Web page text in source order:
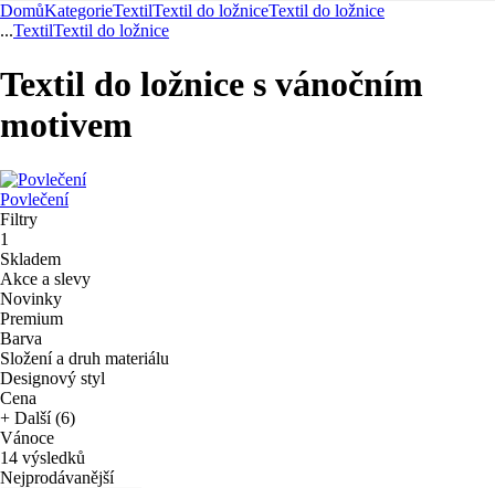
DomůKategorieTextilTextil do ložniceTextil do ložnice
...TextilTextil do ložnice
Textil do ložnice s vánočním
motivem
Povlečení
Filtry
1
Skladem
Akce a slevy
Novinky
Premium
Barva
Složení a druh materiálu
Designový styl
Cena
+ Další (6)
Vánoce
14 výsledků
Nejprodávanější